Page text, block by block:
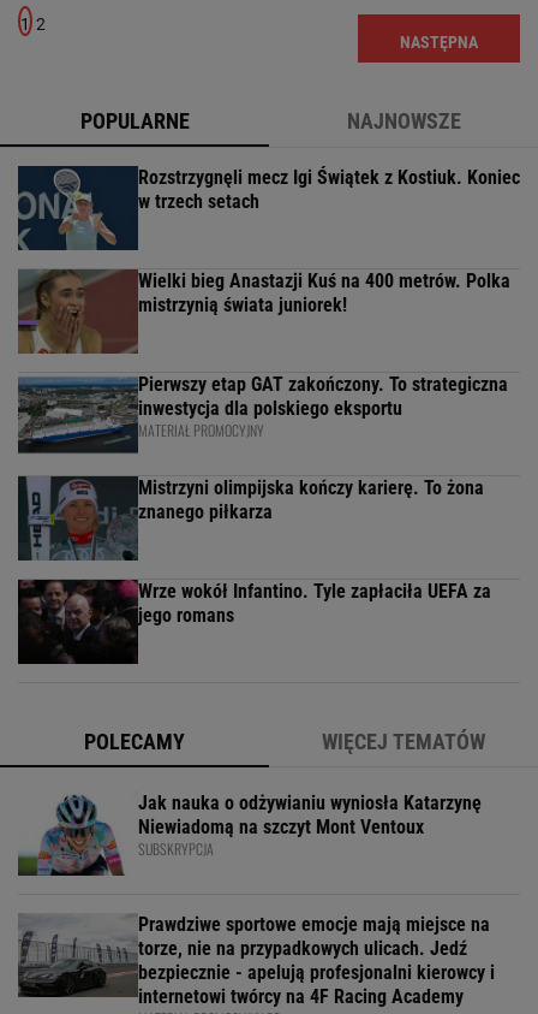
1 2
NASTĘPNA
POPULARNE NAJNOWSZE
Rozstrzygnęli mecz Igi Świątek z Kostiuk. Koniec
w trzech setach
Wielki bieg Anastazji Kuś na 400 metrów. Polka
mistrzynią świata juniorek!
Pierwszy etap GAT zakończony. To strategiczna
inwestycja dla polskiego eksportu
MATERIAŁ PROMOCYJNY
Mistrzyni olimpijska kończy karierę. To żona
znanego piłkarza
Wrze wokół Infantino. Tyle zapłaciła UEFA za
jego romans
POLECAMY WIĘCEJ TEMATÓW
Jak nauka o odżywianiu wyniosła Katarzynę
Niewiadomą na szczyt Mont Ventoux
SUBSKRYPCJA
Prawdziwe sportowe emocje mają miejsce na
torze, nie na przypadkowych ulicach. Jedź
bezpiecznie - apelują profesjonalni kierowcy i
internetowi twórcy na 4F Racing Academy